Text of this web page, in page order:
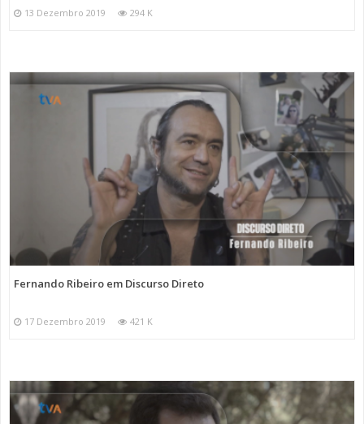
13 Dezembro 2019 294 K
Fernando Ribeiro em Discurso Direto
17 Dezembro 2019 421 K